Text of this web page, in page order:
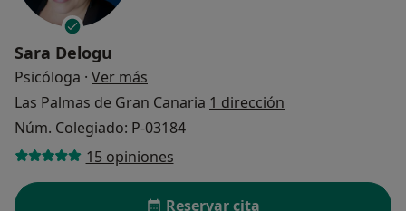
Sara Delogu
Psicóloga · Ver más
Las Palmas de Gran Canaria 1 dirección
Núm. Colegiado: P-03184
15 opiniones
Reservar cita